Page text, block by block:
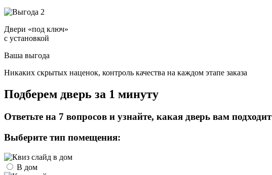
Двери «под ключ»
с установкой
Ваша выгода
Никаких скрытых наценок, контроль качества на каждом этапе заказа
Подберем дверь за 1 минуту
Ответьте на 7 вопросов и узнайте, какая дверь вам подходит
Выберите тип помещения:
В дом